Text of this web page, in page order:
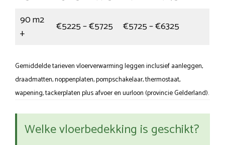
90 m2
+
€5225 – €5725 €5725 – €6325
Gemiddelde tarieven vloerverwarming leggen inclusief aanleggen,
draadmatten, noppenplaten, pompschakelaar, thermostaat,
wapening, tackerplaten plus afvoer en uurloon (provincie Gelderland).
Welke vloerbedekking is geschikt?